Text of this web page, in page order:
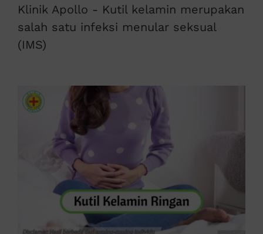
Klinik Apollo - Kutil kelamin merupakan
salah satu infeksi menular seksual
(IMS)